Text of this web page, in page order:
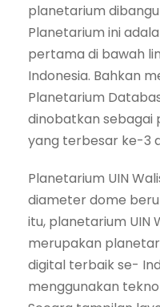
planetarium
Planetarium ini
pertama di bawah
Indonesia. Bahkan
Planetarium
dinobatkan sebagai
yang terbesar ke-3
Planetarium UIN
diameter dome
itu, planetarium UIN
merupakan
digital terbaik se-
menggunakan